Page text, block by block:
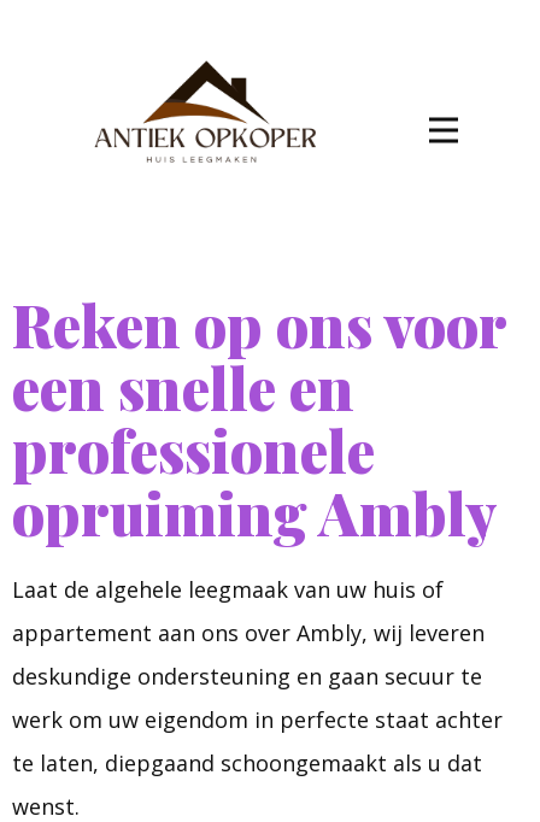
Reken op ons voor
een snelle en
professionele
opruiming Ambly
Laat de algehele leegmaak van uw huis of
appartement aan ons over Ambly, wij leveren
deskundige ondersteuning en gaan secuur te
werk om uw eigendom in perfecte staat achter
te laten, diepgaand schoongemaakt als u dat
wenst.